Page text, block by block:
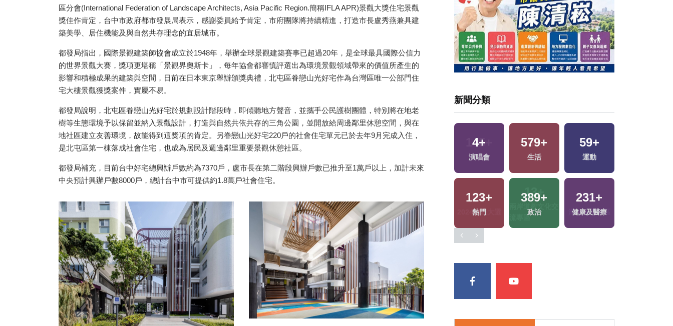
區分會(International Federation of Landscape Architects, Asia Pacific Region.簡稱IFLA APR)景觀大獎住宅景觀
獎佳作肯定，台中市政府都市發展局表示，感謝委員給予肯定，市府團隊將持續精進，打造市長盧秀燕兼具建
築美學、居住機能及與自然共存理念的宜居城市。
都發局指出，國際景觀建築師協會成立於1948年，舉辦全球景觀建築賽事已超過20年，是全球最具國際公信力
的世界景觀大賽，獎項更堪稱「景觀界奧斯卡」，每年協會都審慎評選出為環境景觀領域帶來的價值所產生的
影響和積極成果的建築與空間，日前在日本東京舉辦頒獎典禮，北屯區眷戀山光好宅作為台灣區唯一公部門住
宅大樓景觀獲獎案件，實屬不易。
都發局說明，北屯區眷戀山光好宅於規劃設計階段時，即傾聽地方聲音，並攜手公民護樹團體，特別將在地老
樹等生態環境予以保留並納入景觀設計，打造與自然共依共存的三角公園，並開放給周邊鄰里休憩空間，與在
地社區建立友善環境，故能得到這獎項的肯定。另眷戀山光好宅220戶的社會住宅單元已於去年9月完成入住，
是北屯區第一棟落成社會住宅，也成為居民及週邊鄰里重要景觀休憩社區。
都發局補充，目前台中好宅總興辦戶數約為7370戶，盧市長在第二階段興辦戶數已推升至1萬戶以上，加計未來
中央預計興辦戶數8000戶，總計台中市可提供約1.8萬戶社會住宅。
新聞分類
+ 177+ 1 +
兩岸佛教文化交
12+
綜合
4 + 579+
熱門 政治 健康及醫療
145
旅遊
6+
評論
25+
美食
6+
2024總統大選
13+
流專區
5+
海峽論壇專區